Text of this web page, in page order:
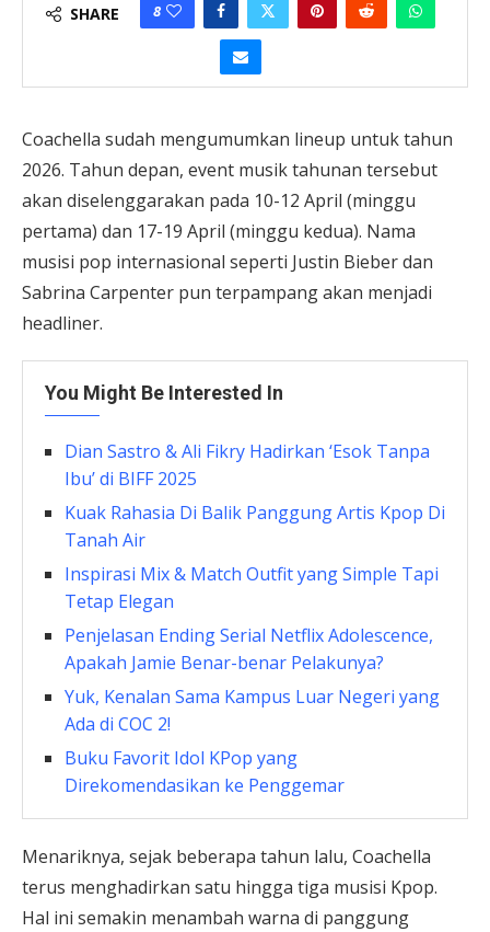
SHARE 8
Coachella sudah mengumumkan lineup untuk tahun
2026. Tahun depan, event musik tahunan tersebut
akan diselenggarakan pada 10-12 April (minggu
pertama) dan 17-19 April (minggu kedua). Nama
musisi pop internasional seperti Justin Bieber dan
Sabrina Carpenter pun terpampang akan menjadi
headliner.
You Might Be Interested In
Dian Sastro & Ali Fikry Hadirkan ‘Esok Tanpa
Ibu’ di BIFF 2025
Kuak Rahasia Di Balik Panggung Artis Kpop Di
Tanah Air
Inspirasi Mix & Match Outfit yang Simple Tapi
Tetap Elegan
Penjelasan Ending Serial Netflix Adolescence,
Apakah Jamie Benar-benar Pelakunya?
Yuk, Kenalan Sama Kampus Luar Negeri yang
Ada di COC 2!
Buku Favorit Idol KPop yang
Direkomendasikan ke Penggemar
Menariknya, sejak beberapa tahun lalu, Coachella
terus menghadirkan satu hingga tiga musisi Kpop.
Hal ini semakin menambah warna di panggung